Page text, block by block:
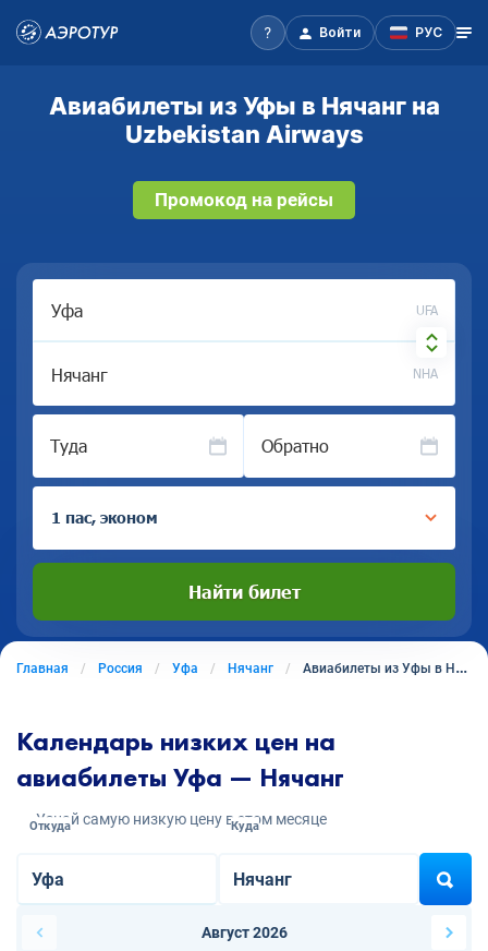
Войти РУС
Авиабилеты из Уфы в Нячанг на
Uzbekistan Airways
Промокод на рейсы
UFA
NHA
Туда Обратно
1 пас, эконом
Найти билет
Главная Россия Уфа Нячанг Авиабилеты из Уфы в Нячанг
Календарь низких цен на
авиабилеты Уфа — Нячанг
Узнай самую низкую цену в этом месяце
Откуда Куда
Август 2026